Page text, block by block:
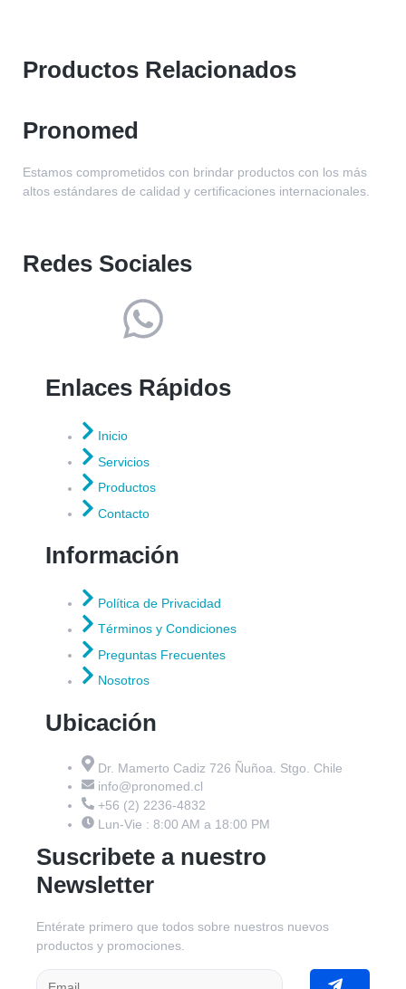
Productos Relacionados
Pronomed
Estamos comprometidos con brindar productos con los más
altos estándares de calidad y certificaciones internacionales.
Redes Sociales
Enlaces Rápidos
Inicio
Servicios
Productos
Contacto
Información
Política de Privacidad
Términos y Condiciones
Preguntas Frecuentes
Nosotros
Ubicación
Dr. Mamerto Cadiz 726 Ñuñoa. Stgo. Chile
info@pronomed.cl
+56 (2) 2236-4832
Lun-Vie : 8:00 AM a 18:00 PM
Suscribete a nuestro
Newsletter
Entérate primero que todos sobre nuestros nuevos
productos y promociones.